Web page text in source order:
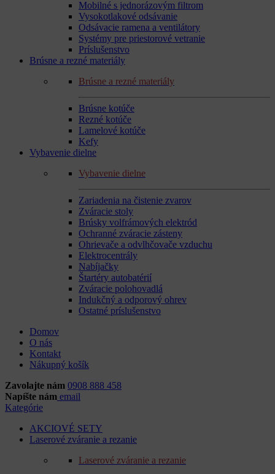
Mobilné s jednorázovým filtrom
Vysokotlakové odsávanie
Odsávacie ramena a ventilátory
Systémy pre priestorové vetranie
Príslušenstvo
Brúsne a rezné materiály
Brúsne a rezné materiály
Brúsne kotúče
Rezné kotúče
Lamelové kotúče
Kefy
Vybavenie dielne
Vybavenie dielne
Zariadenia na čistenie zvarov
Zváracie stoly
Brúsky volfrámových elektród
Ochranné zváracie zásteny
Ohrievače a odvlhčovače vzduchu
Elektrocentrály
Nabíjačky
Štartéry autobatérií
Zváracie polohovadlá
Indukčný a odporový ohrev
Ostatné príslušenstvo
Domov
O nás
Kontakt
Nákupný košík
Zavolajte nám 0908 888 458
Napíšte nám email
Kategórie
AKCIOVÉ SETY
Laserové zváranie a rezanie
Laserové zváranie a rezanie